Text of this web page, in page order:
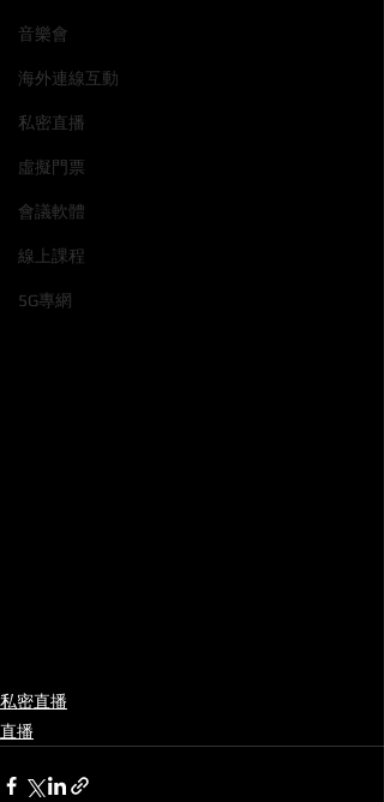
音樂會
海外連線互動
私密直播
虛擬門票
會議軟體
線上課程
5G專網
私密直播
直播